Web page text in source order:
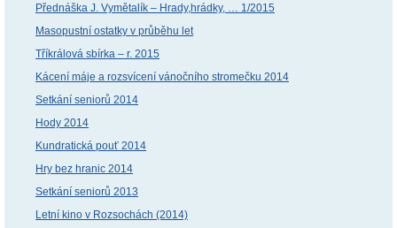
Přednáška J. Vymětalík – Hrady,hrádky, … 1/2015
Masopustní ostatky v průběhu let
Tříkrálová sbírka – r. 2015
Kácení máje a rozsvícení vánočního stromečku 2014
Setkání seniorů 2014
Hody 2014
Kundratická pouť 2014
Hry bez hranic 2014
Setkání seniorů 2013
Letní kino v Rozsochách (2014)